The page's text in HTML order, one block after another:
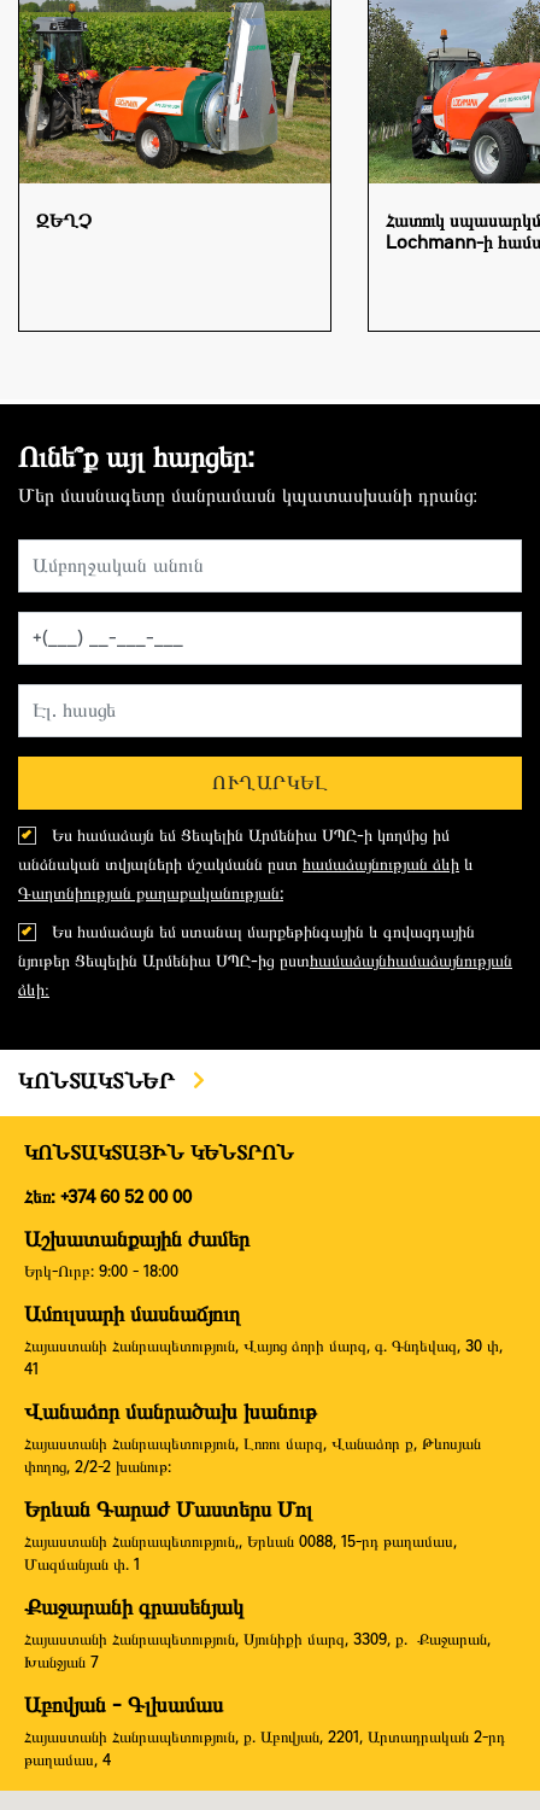
ԶԵՂՉ
Հատուկ
Lochmann-ի
Ունե՞ք այլ հարցեր:
Մեր մասնագետը մանրամասն կպատասխանի դրանց։
ՈՒՂԱՐԿԵԼ
Ես համաձայն եմ Ցեպելին Արմենիա ՍՊԸ-ի կողմից իմ
անձնական տվյալների մշակմանն ըստ համաձայնության ձևի և
Գաղտնիության քաղաքականության:
Ես համաձայն եմ ստանալ մարքեթինգային և գովազդային
նյութեր Ցեպելին Արմենիա ՍՊԸ-ից ըստհամաձայնհամաձայնության
ձևի։
ԿՈՆՏԱԿՏՆԵՐ
ԿՈՆՏԱԿՏԱՅԻՆ ԿԵՆՏՐՈՆ
Հեռ: +374 60 52 00 00
Աշխատանքային ժամեր
Երկ-Ուրբ: 9:00 - 18:00
Ամուլսարի մասնաճյուղ
Հայաստանի Հանրապետություն, Վայոց ձորի մարզ, գ. Գնդեվազ, 30 փ,
41
Վանաձոր մանրածախ խանութ
Հայաստանի Հանրապետություն, Լոռու մարզ, Վանաձոր ք, Թևոսյան
փողոց, 2/2-2 խանութ:
Երևան Գարաժ Մաստերս Մոլ
Հայաստանի Հանրապետություն,, Երևան 0088, 15-րդ թաղամաս,
Մազմանյան փ. 1
Քաջարանի գրասենյակ
Հայաստանի Հանրապետություն, Սյունիքի մարզ, 3309, ք. Քաջարան,
Խանջյան 7
Աբովյան - Գլխամաս
Հայաստանի Հանրապետություն, ք. Աբովյան, 2201, Արտադրական 2-րդ
թաղամաս, 4